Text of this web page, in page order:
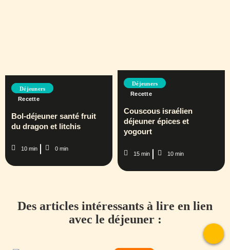
Déjeuners
Recette
Bol-déjeuner santé fruit
du dragon et litchis
10 min 0 min
Déjeuners
Recette
Couscous israélien
déjeuner épices et
yogourt
15 min 10 min
Des articles intéressants à lire en lien
avec le déjeuner :